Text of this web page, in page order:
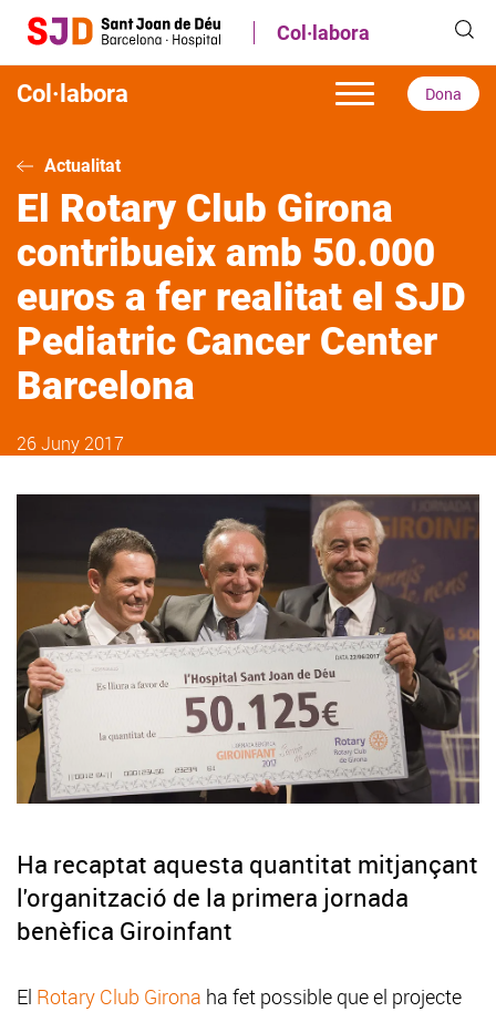
contingut
Col·labora
Col·labora Dona
Actualitat
El Rotary Club Girona
contribueix amb 50.000
euros a fer realitat el SJD
Pediatric Cancer Center
Barcelona
26 Juny 2017
Ha recaptat aquesta quantitat mitjançant
l'organització de la primera jornada
benèfica Giroinfant
El Rotary Club Girona ha fet possible que el projecte